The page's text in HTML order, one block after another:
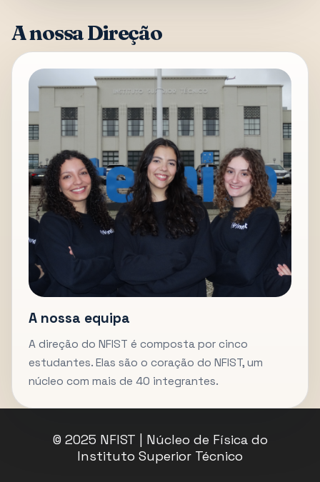
A nossa Direção
A nossa equipa
A direção do NFIST é composta por cinco
estudantes. Elas são o coração do NFIST, um
núcleo com mais de 40 integrantes.
© 2025 NFIST | Núcleo de Física do
Instituto Superior Técnico